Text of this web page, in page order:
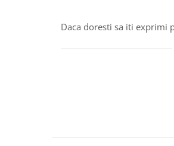
Daca doresti sa iti exprimi